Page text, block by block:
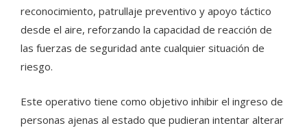
reconocimiento, patrullaje preventivo y apoyo táctico
desde el aire, reforzando la capacidad de reacción de
las fuerzas de seguridad ante cualquier situación de
riesgo.
Este operativo tiene como objetivo inhibir el ingreso de
personas ajenas al estado que pudieran intentar alterar